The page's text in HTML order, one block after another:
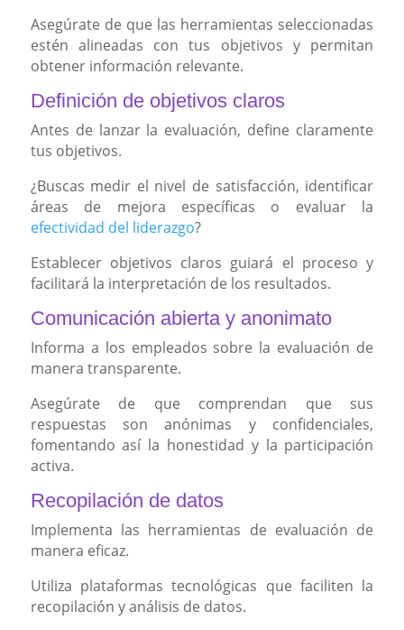
Asegúrate de que las herramientas seleccionadas
estén alineadas con tus objetivos y permitan
obtener información relevante.
Definición de objetivos claros
Antes de lanzar la evaluación, define claramente
tus objetivos.
¿Buscas medir el nivel de satisfacción, identificar
áreas de mejora específicas o evaluar la
efectividad del liderazgo?
Establecer objetivos claros guiará el proceso y
facilitará la interpretación de los resultados.
Comunicación abierta y anonimato
Informa a los empleados sobre la evaluación de
manera transparente.
Asegúrate de que comprendan que sus
respuestas son anónimas y confidenciales,
fomentando así la honestidad y la participación
activa.
Recopilación de datos
Implementa las herramientas de evaluación de
manera eficaz.
Utiliza plataformas tecnológicas que faciliten la
recopilación y análisis de datos.